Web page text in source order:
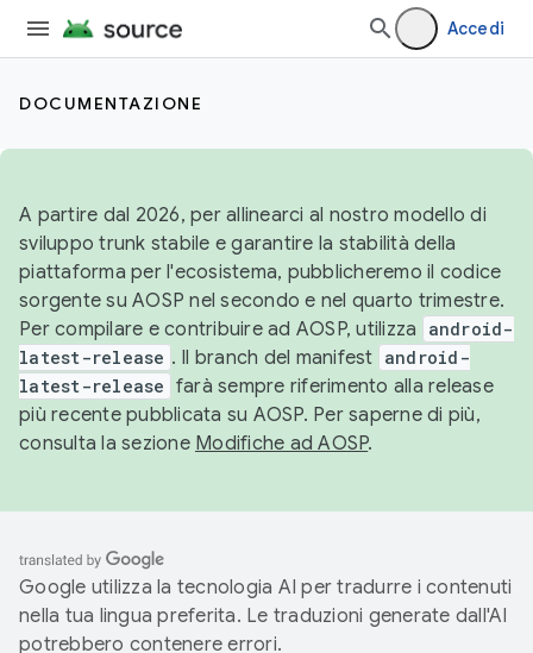
Accedi
DOCUMENTAZIONE
A partire dal 2026, per allinearci al nostro modello di
sviluppo trunk stabile e garantire la stabilità della
piattaforma per l'ecosistema, pubblicheremo il codice
sorgente su AOSP nel secondo e nel quarto trimestre.
Per compilare e contribuire ad AOSP, utilizza
android-
latest-release . Il branch del manifest android-
latest-release farà sempre riferimento alla release
più recente pubblicata su AOSP. Per saperne di più,
consulta la sezione Modifiche ad AOSP.
Google utilizza la tecnologia AI per tradurre i contenuti
nella tua lingua preferita. Le traduzioni generate dall'AI
potrebbero contenere errori.